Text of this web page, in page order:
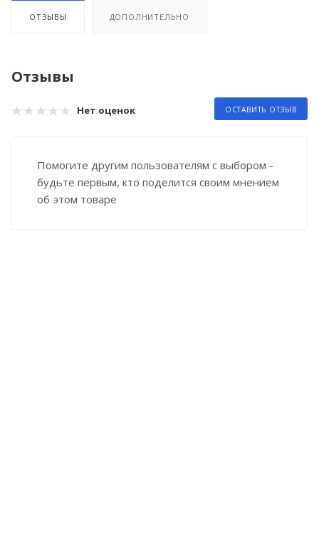
ОТЗЫВЫ ДОПОЛНИТЕЛЬНО
Отзывы
Нет оценок ОСТАВИТЬ ОТЗЫВ
Помогите другим пользователям с выбором -
будьте первым, кто поделится своим мнением
об этом товаре